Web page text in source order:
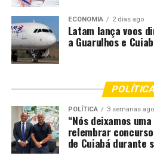
UP NEXT
Guilherme Maluf e ministro
planos municipais de saúde e
DON'T MISS
Polícia Civil prende comerciante
ECONOMIA 2 dias ago
Latam lança voos
a Guarulhos e
POLÍTICA
POLÍTICA 3 semanas ago
“Nós deixamos
relembrar
de Cuiabá durante